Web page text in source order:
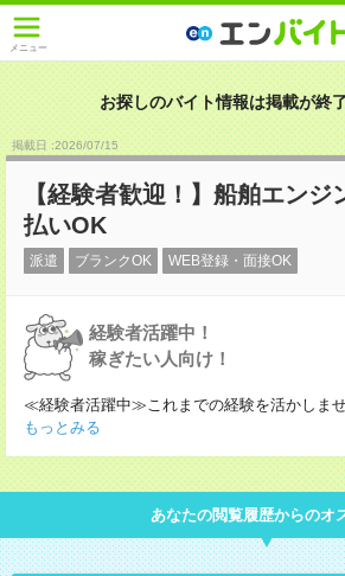
メニュー
お探しのバイト情報は掲載が終
掲載日 :2026/07/15
【経験者歓迎！】船舶エンジ
払いOK
派遣 ブランクOK WEB登録・面接OK
経験者活躍中！
稼ぎたい人向け！
≪経験者活躍中≫これまでの経験を活かしま
もっとみる
あなたの閲覧履歴からのオ